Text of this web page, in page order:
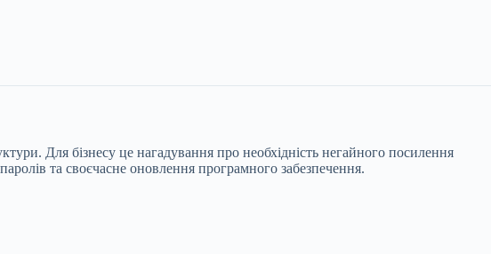
Для бізнесу це нагадування про необхідність негайного посилення
та своєчасне оновлення програмного забезпечення.